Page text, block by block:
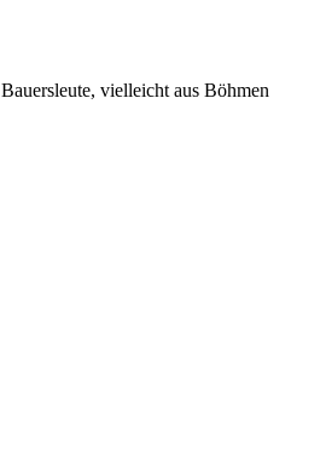
vielleicht aus Böhmen